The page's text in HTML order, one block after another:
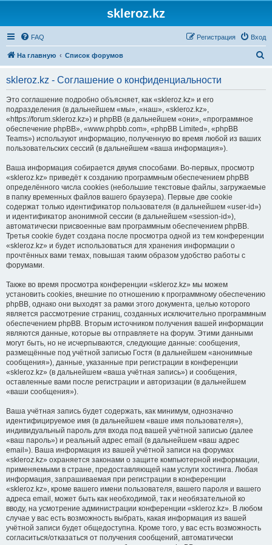
skleroz.kz
FAQ Вход
Регистрация
На главную Список форумов
skleroz.kz - Соглашение о конфиденциальности
Это соглашение подробно объясняет, как «skleroz.kz» и его
подразделения (в дальнейшем «мы», «наш», «skleroz.kz»,
«https://forum.skleroz.kz») и phpBB (в дальнейшем «они», «программное
обеспечение phpBB», «www.phpbb.com», «phpBB Limited», «phpBB
Teams») используют информацию, полученную во время любой из ваших
пользовательских сессий (в дальнейшем «ваша информация»).
Ваша информация собирается двумя способами. Во-первых, просмотр
«skleroz.kz» приведёт к созданию программным обеспечением phpBB
определённого числа cookies (небольшие текстовые файлы, загружаемые
в папку временных файлов вашего браузера). Первые две cookie
содержат только идентификатор пользователя (в дальнейшем «user-id»)
и идентификатор анонимной сессии (в дальнейшем «session-id»),
автоматически присвоенные вам программным обеспечением phpBB.
Третья cookie будет создана после просмотра одной из тем конференции
«skleroz.kz» и будет использоваться для хранения информации о
прочтённых вами темах, повышая таким образом удобство работы с
форумами.
Также во время просмотра конференции «skleroz.kz» мы можем
установить cookies, внешние по отношению к программному обеспечению
phpBB, однако они выходят за рамки этого документа, целью которого
является рассмотрение страниц, созданных исключительно программным
обеспечением phpBB. Вторым источником получения вашей информации
являются данные, которые вы отправляете на форум. Этими данными
могут быть, но не исчерпываются, следующие данные: сообщения,
размещённые под учётной записью Гостя (в дальнейшем «анонимные
сообщения»), данные, указанные при регистрации в конференции
«skleroz.kz» (в дальнейшем «ваша учётная запись») и сообщения,
оставленные вами после регистрации и авторизации (в дальнейшем
«ваши сообщения»).
Ваша учётная запись будет содержать, как минимум, однозначно
идентифицируемое имя (в дальнейшем «ваше имя пользователя»),
индивидуальный пароль для входа под вашей учётной записью (далее
«ваш пароль») и реальный адрес email (в дальнейшем «ваш адрес
email»). Ваша информация из вашей учётной записи на форумах
«skleroz.kz» охраняется законами о защите компьютерной информации,
применяемыми в стране, предоставляющей нам услуги хостинга. Любая
информация, запрашиваемая при регистрации в конференции
«skleroz.kz», кроме вашего имени пользователя, вашего пароля и вашего
адреса email, может быть как необходимой, так и необязательной ко
вводу, на усмотрение администрации конференции «skleroz.kz». В любом
случае у вас есть возможность выбрать, какая информация из вашей
учётной записи будет общедоступна. Кроме того, у вас есть возможность
согласиться/отказаться от получения сообщений, автоматически